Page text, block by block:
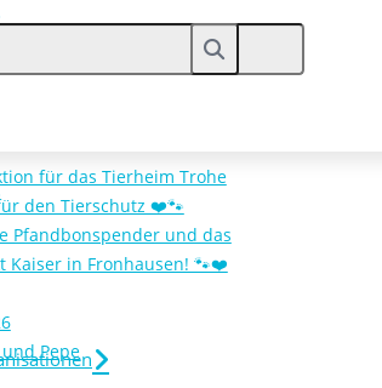
für das Tierheim Trohe
den Tierschutz ❤️🐾
Pfandbonspender und das
Kaiser in Fronhausen! 🐾❤️
Pepe